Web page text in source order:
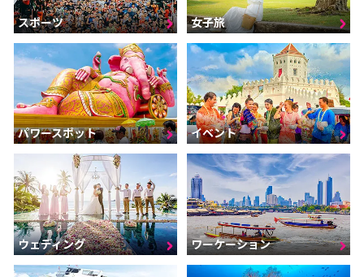
スポーツ 女子旅
パワースポット イベント
ウェディング ワーケーション